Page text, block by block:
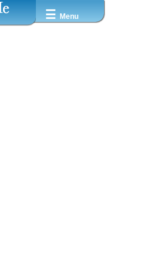
☰ Menu